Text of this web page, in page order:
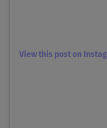
View this post on